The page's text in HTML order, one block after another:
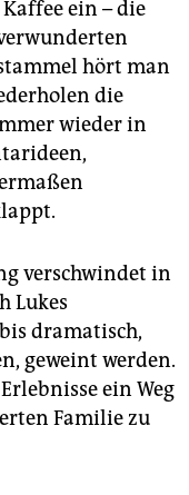
ein – die
hört man
die
wieder in
verschwindet in
Lukes
dramatisch,
geweint werden.
ein Weg
Familie zu